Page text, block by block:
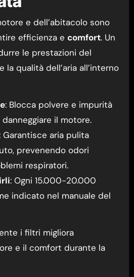
e dell’abitacolo sono
efficienza e comfort. Un
le prestazioni del
la qualità dell’aria all’interno
: Blocca polvere e impurità
il motore.
Garantisce aria pulita
prevenendo odori
respiratori.
: Ogni 15.000-20.000
indicato nel manuale del
i filtri migliora
e il comfort durante la